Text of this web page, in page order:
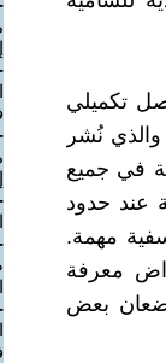
وخاتمة وفصل تكميلي
والذي نُشر
في جميع
عند حدود
مهمة.
معرفة
بعض